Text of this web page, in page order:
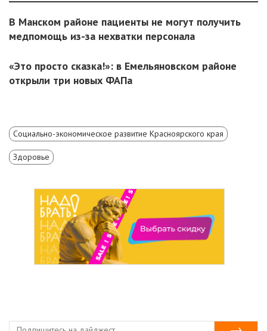
В Манском районе пациенты не могут получить
медпомощь из-за нехватки персонала
«Это просто сказка!»: в Емельяновском районе
открыли три новых ФАПа
Социально-экономическое развитие Красноярского края
Здоровье